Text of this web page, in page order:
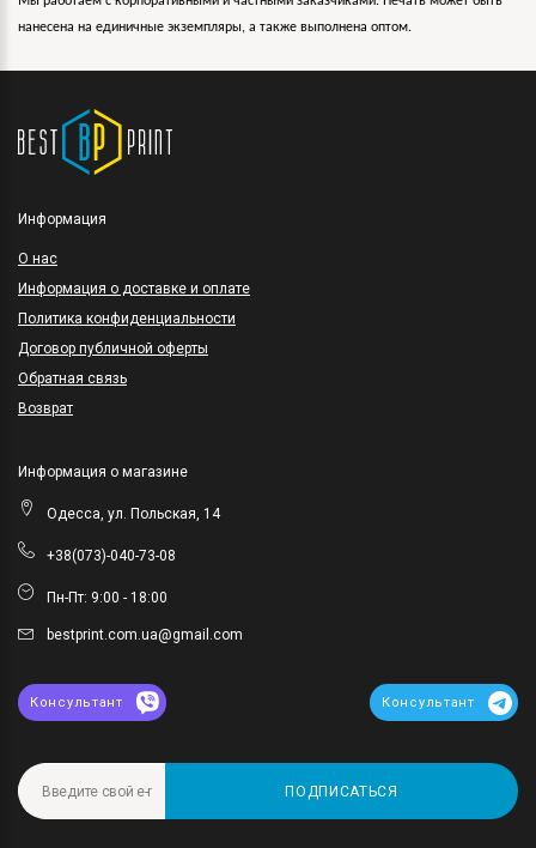
нанесена на единичные экземпляры, а также выполнена оптом.
Информация
O нас
Информация о доставке и оплате
Политика конфиденциальности
Договор публичной оферты
Обратная связь
Возврат
Информация о магазине
Одесса, ул. Польская, 14
+38(073)-040-73-08
Пн-Пт: 9:00 - 18:00
bestprint.com.ua@gmail.com
Консультант Консультант
ПОДПИСАТЬСЯ